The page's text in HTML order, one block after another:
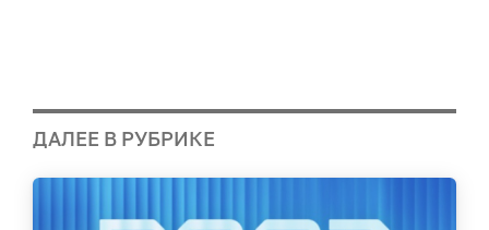
ДАЛЕЕ В РУБРИКЕ